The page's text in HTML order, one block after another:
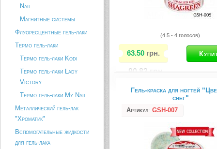
Nail
Магнитные системы
Флуоресцентные гель-лаки
Термо гель-лаки
Термо гель-лаки Kodi
Термо гель-лаки Lady
Victory
Термо гель-лаки My Nail
Металлический гель-лак
"Хроматик"
Вспомогательные жидкости
для гель-лака
(4.5 - 4 голосов)
63.50 грн.
90.83
Сахарный гель используется
видов дизайна ногтей при
Идеально подходит для
модерн, а также используется
улыбки. Нестандартный дизайн
создает эффект объёма, как к
аквариум. Сахарный гель...
Гель-краска для ногтей
снег"
Артикул: GSH-007